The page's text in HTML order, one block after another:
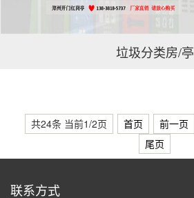
垃圾分类房/亭
共24条 当前1/2页 首页 前一页
尾页
联系方式